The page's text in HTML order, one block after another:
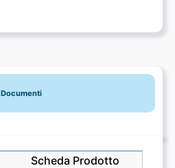
Documenti
Scheda Prodotto